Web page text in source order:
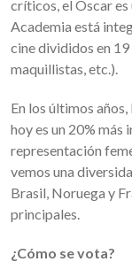
críticos, el Oscar
Academia está
cine divididos en
maquillistas, etc.).
En los últimos
hoy es un 20% más
representación
vemos una
Brasil, Noruega y
principales.
¿Cómo se vota?